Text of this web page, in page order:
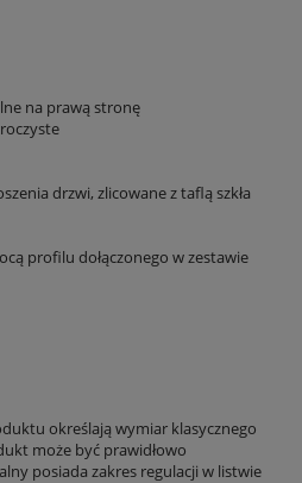
na prawą stronę
drzwi, zlicowane z taflą szkła
profilu dołączonego w zestawie
określają wymiar klasycznego
może być prawidłowo
posiada zakres regulacji w listwie